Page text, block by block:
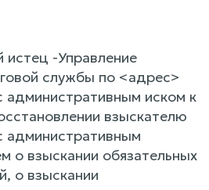
-Управление
службы по <адрес>
административным иском к
взыскателю
административным
о взыскании обязательных
о взыскании